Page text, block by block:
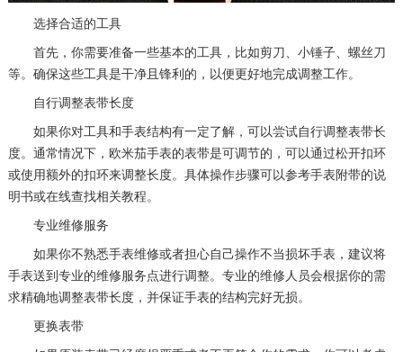
选择合适的工具
首先，你需要准备一些基本的工具，比如剪刀、小锤子、螺丝刀
等。确保这些工具是干净且锋利的，以便更好地完成调整工作。
自行调整表带长度
如果你对工具和手表结构有一定了解，可以尝试自行调整表带长
度。通常情况下，欧米茄手表的表带是可调节的，可以通过松开扣环
或使用额外的扣环来调整长度。具体操作步骤可以参考手表附带的说
明书或在线查找相关教程。
专业维修服务
如果你不熟悉手表维修或者担心自己操作不当损坏手表，建议将
手表送到专业的维修服务点进行调整。专业的维修人员会根据你的需
求精确地调整表带长度，并保证手表的结构完好无损。
更换表带